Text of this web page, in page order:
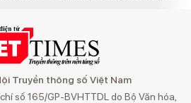
Truyền thông số Việt Nam
số 165/GP-BVHTTDL do Bộ Văn hóa,